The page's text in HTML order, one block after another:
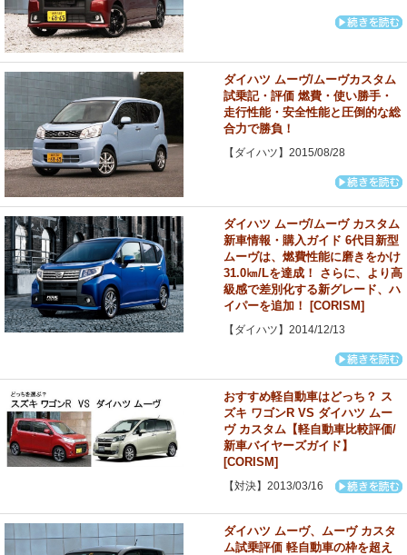
ダイハツ ムーヴ/ムーヴカスタム
試乗記・評価 燃費・使い勝手・
走行性能・安全性能と圧倒的な総
合力で勝負！
【ダイハツ】2015/08/28
ダイハツ ムーヴ/ムーヴ カスタム
新車情報・購入ガイド 6代目新型
ムーヴは、燃費性能に磨きをかけ
31.0㎞/Lを達成！ さらに、より高
級感で差別化する新グレード、ハ
イパーを追加！ [CORISM]
【ダイハツ】2014/12/13
おすすめ軽自動車はどっち？ ス
ズキ ワゴンR VS ダイハツ ムー
ヴ カスタム【軽自動車比較評価/
新車バイヤーズガイド】
[CORISM]
【対決】2013/03/16
ダイハツ ムーヴ、ムーヴ カスタ
ム試乗評価 軽自動車の枠を超え